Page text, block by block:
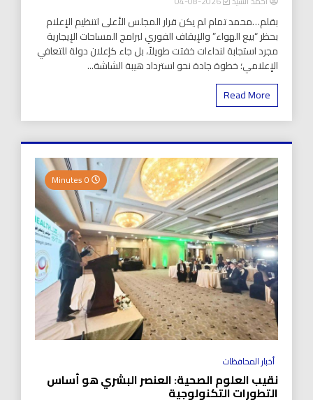
بقلم…محمد تمام لم يكن قرار المجلس الأعلى لتنظيم الإعلام
بحظر “بيع الهواء” والإيقاف الفوري لبرامج المساحات الإيجارية
مجرد استجابة لنداءات خفتت طويلاً، بل جاء كإعلان دولة للتعافي
الإعلامي؛ خطوة جادة نحو استرداد هيبة الشاشة...
Read More
أخبار المحافظات
نقيب العلوم الصحية: العنصر البشري هو أساس
التطورات التكنولوجية